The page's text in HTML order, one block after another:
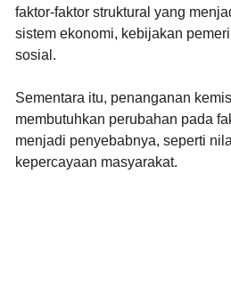
faktor-faktor struktural yang
sistem ekonomi, kebijakan
sosial.
Sementara itu, penanganan
membutuhkan perubahan pada
menjadi penyebabnya, seperti
kepercayaan masyarakat.